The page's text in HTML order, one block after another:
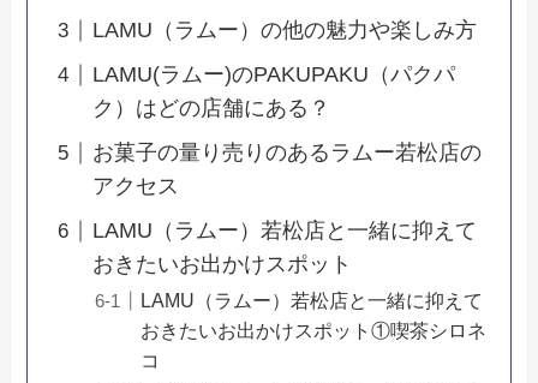
LAMU（ラムー）の他の魅力や楽しみ方
LAMU(ラムー)のPAKUPAKU（パクパ
ク）はどの店舗にある？
お菓子の量り売りのあるラムー若松店の
アクセス
LAMU（ラムー）若松店と一緒に抑えて
おきたいお出かけスポット
LAMU（ラムー）若松店と一緒に抑えて
おきたいお出かけスポット①喫茶シロネ
コ